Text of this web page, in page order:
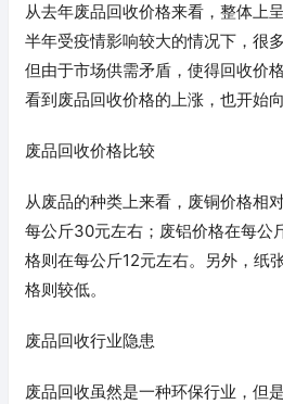
从去年废品回收价格来看，整体上
半年受疫情影响较大的情况下，很
但由于市场供需矛盾，使得回收价
看到废品回收价格的上涨，也开始
废品回收价格比较
从废品的种类上来看，废铜价格相
每公斤30元左右；废铝价格在每公
格则在每公斤12元左右。另外，纸
格则较低。
废品回收行业隐患
废品回收虽然是一种环保行业，但